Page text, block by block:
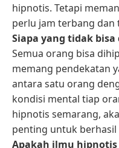
hipnotis. Tetapi
perlu jam terbang
Siapa yang tidak
Semua orang bisa
memang pendekatan
antara satu orang
kondisi mental tiap
hipnotis semarang,
penting untuk
Apakah ilmu